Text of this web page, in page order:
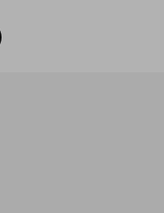
Нагоре